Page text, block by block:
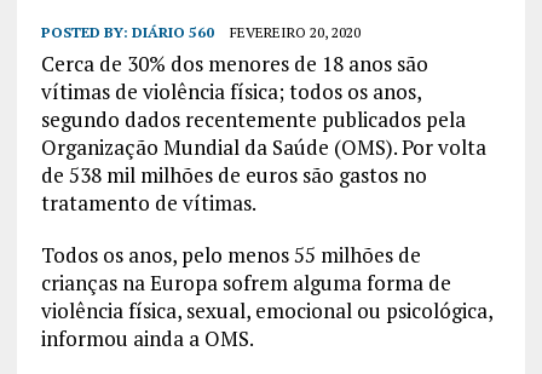
POSTED BY: DIÁRIO 560 FEVEREIRO 20, 2020
Cerca de 30% dos menores de 18 anos são
vítimas de violência física; todos os anos,
segundo dados recentemente publicados pela
Organização Mundial da Saúde (OMS). Por volta
de 538 mil milhões de euros são gastos no
tratamento de vítimas.
Todos os anos, pelo menos 55 milhões de
crianças na Europa sofrem alguma forma de
violência física, sexual, emocional ou psicológica,
informou ainda a OMS.